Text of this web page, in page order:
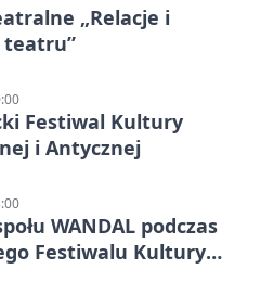
„Relacje i
teatru”
Festiwal Kultury
i Antycznej
WANDAL podczas
Festiwalu Kultury